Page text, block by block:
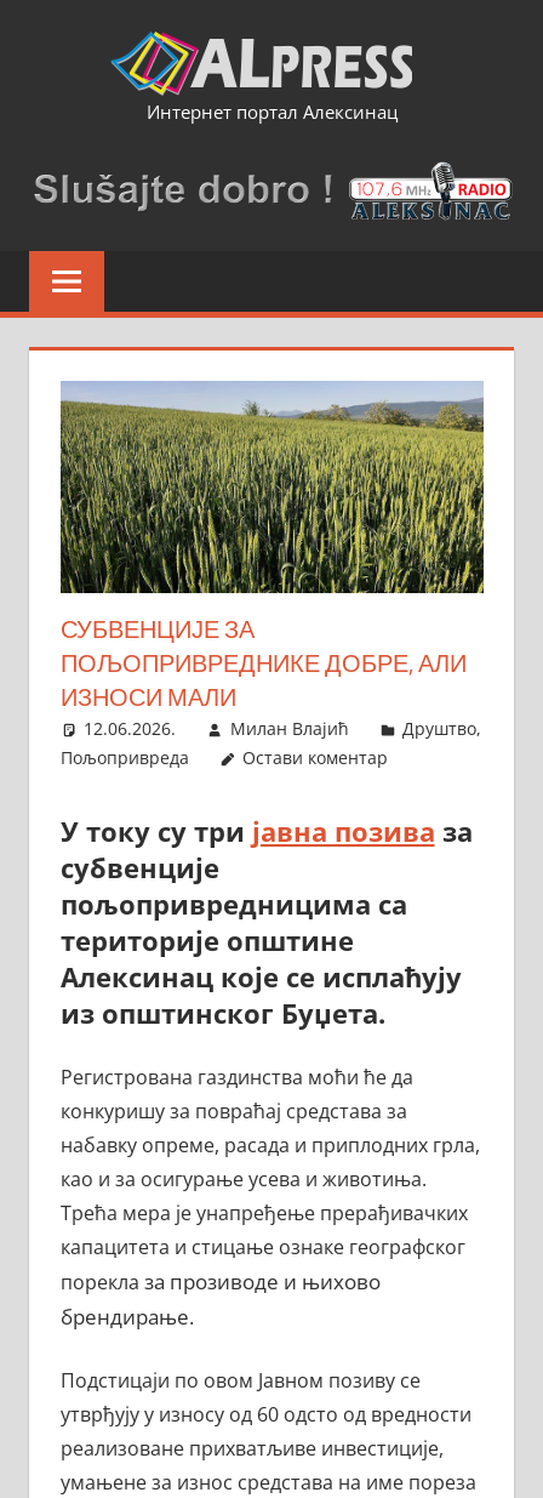
Интернет портал Алексинац
СУБВЕНЦИЈЕ ЗА
ПОЉОПРИВРЕДНИКЕ ДОБРЕ, АЛИ
ИЗНОСИ МАЛИ
12.06.2026. Милан Влајић Друштво,
Пољопривреда
Остави коментар
У току су три јавна позива за
субвенције
пољопривредницима са
територије општине
Алексинац које се исплаћују
из општинског Буџета.
Регистрована газдинства моћи ће да
конкуришу за повраћај средстава за
набавку опреме, расада и приплодних грла,
као и за осигурање усева и животиња.
Трећа мера је унапређење прерађивачких
капацитета и стицање ознаке географског
порекла за прозиводе и њихово
брендирање.
Подстицаји по овом Јавном позиву се
утврђују у износу од 60 одсто од вредности
реализоване прихватљиве инвестиције,
умањене за износ средстава на име пореза